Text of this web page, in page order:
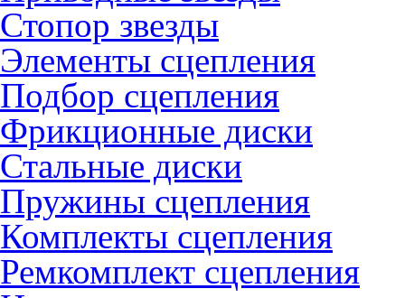
Стопор звезды
Элементы сцепления
Подбор сцепления
Фрикционные диски
Стальные диски
Пружины сцепления
Комплекты сцепления
Ремкомплект сцепления